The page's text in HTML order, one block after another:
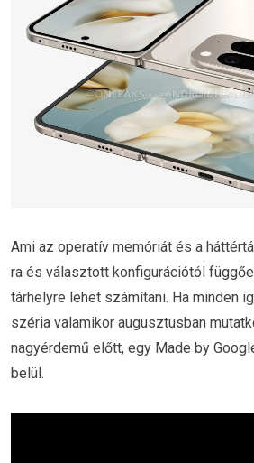
Ami az operatív memóriát és a
ra és választott konfigurációtól
tárhelyre lehet számítani. Ha minden
széria valamikor augusztusban
nagyérdemű előtt, egy Made by
belül.